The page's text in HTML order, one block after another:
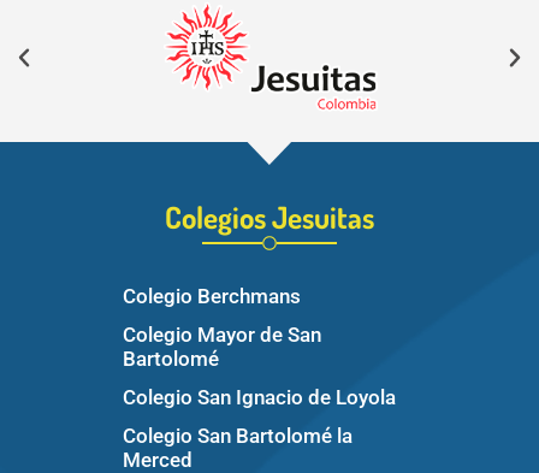
Colegios Jesuitas
Colegio Berchmans
Colegio Mayor de San
Bartolomé
Colegio San Ignacio de Loyola
Colegio San Bartolomé la
Merced